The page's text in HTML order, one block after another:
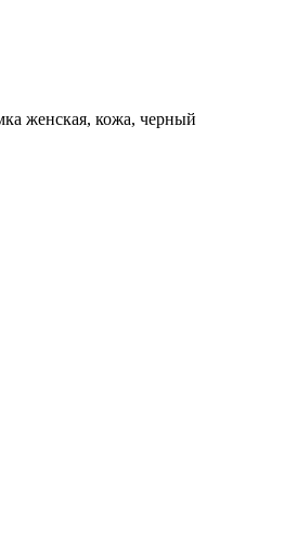
женская, кожа, черный